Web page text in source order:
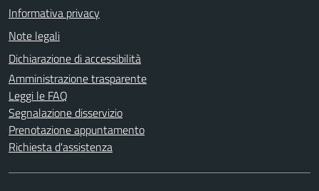
Informativa privacy
Note legali
Dichiarazione di accessibilità
Amministrazione trasparente
Leggi le FAQ
Segnalazione disservizio
Prenotazione appuntamento
Richiesta d'assistenza